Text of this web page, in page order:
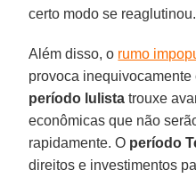
certo modo se reaglutinou.
Além disso, o rumo
provoca
período lulista trouxe
econômicas que não
rapidamente. O período
direitos e investimentos